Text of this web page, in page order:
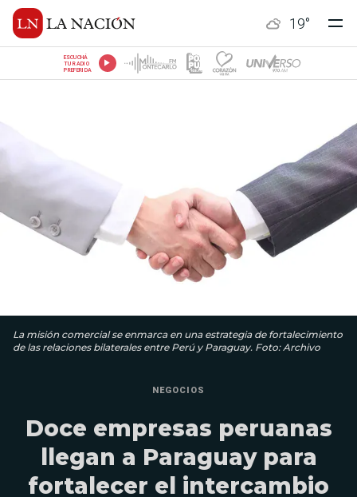
19°
ESCUCHÁ
TU RADIO
PREFERIDA
La misión comercial se enmarca en una estrategia de fortalecimiento
de las relaciones bilaterales entre Perú y Paraguay. Foto: Archivo
NEGOCIOS
Doce empresas peruanas
llegan a Paraguay para
fortalecer el intercambio